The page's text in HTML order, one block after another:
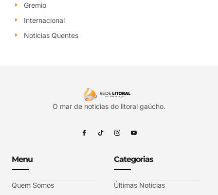
Gremio
Internacional
Noticias Quentes
O mar de noticias do litoral gaúcho.
Menu
Quem Somos
Categorias
Últimas Noticias